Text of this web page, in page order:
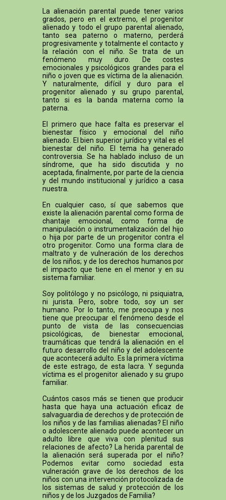
La alienación parental puede tener varios
grados, pero en el extremo, el progenitor
alienado y todo el grupo parental alienado,
tanto sea paterno o materno, perderá
progresivamente y totalmente el contacto y
la relación con el niño. Se trata de un
fenómeno muy duro. De costes
emocionales y psicológicos grandes para el
niño o joven que es víctima de la alienación.
Y naturalmente, difícil y duro para el
progenitor alienado y su grupo parental,
tanto si es la banda materna como la
paterna.
El primero que hace falta es preservar el
bienestar físico y emocional del niño
alienado. El bien superior jurídico y vital es el
bienestar del niño. El tema ha generado
controversia. Se ha hablado incluso de un
síndrome, que ha sido discutida y no
aceptada, finalmente, por parte de la ciencia
y del mundo institucional y jurídico a casa
nuestra.
En cualquier caso, sí que sabemos que
existe la alienación parental como forma de
chantaje emocional, como forma de
manipulación o instrumentalización del hijo
o hija por parte de un progenitor contra el
otro progenitor. Como una forma clara de
maltrato y de vulneración de los derechos
de los niños; y de los derechos humanos por
el impacto que tiene en el menor y en su
sistema familiar.
Soy politólogo y no psicólogo, ni psiquiatra,
ni jurista. Pero, sobre todo, soy un ser
humano. Por lo tanto, me preocupa y nos
tiene que preocupar el fenómeno desde el
punto de vista de las consecuencias
psicológicas, de bienestar emocional,
traumáticas que tendrá la alienación en el
futuro desarrollo del niño y del adolescente
que acontecerá adulto. Es la primera víctima
de este estrago, de esta lacra. Y segunda
víctima es el progenitor alienado y su grupo
familiar.
Cuántos casos más se tienen que producir
hasta que haya una actuación eficaz de
salvaguardia de derechos y de protección de
los niños y de las familias alienadas? El niño
o adolescente alienado puede acontecer un
adulto libre que viva con plenitud sus
relaciones de afecto? La herida parental de
la alienación será superada por el niño?
Podemos evitar como sociedad esta
vulneración grave de los derechos de los
niños con una intervención protocolizada de
los sistemas de salud y protección de los
niños y de los Juzgados de Familia?